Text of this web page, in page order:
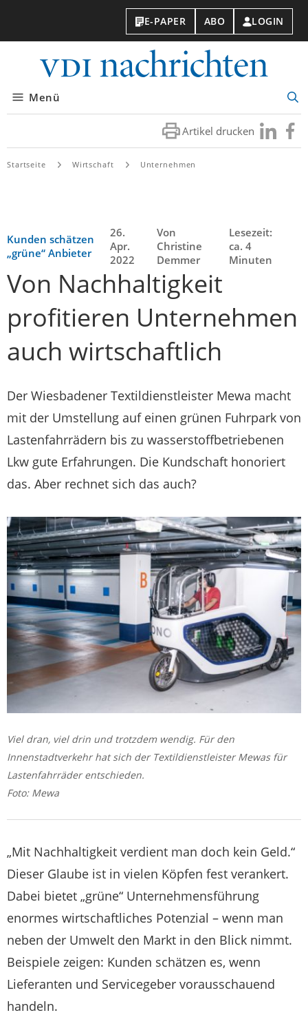
E-PAPER ABO LOGIN
Menü
Artikel drucken Besuchen
Sie
Sie
Startseite Wirtschaft Unternehmen
Kunden schätzen
„grüne“ Anbieter
26.
Apr.
2022
Von
Christine
Demmer
Lesezeit:
ca. 4
Minuten
Von Nachhaltigkeit
profitieren Unternehmen
auch wirtschaftlich
Der Wiesbadener Textildienstleister Mewa macht
mit der Umstellung auf einen grünen Fuhrpark von
Lastenfahrrädern bis zu wasserstoffbetriebenen
Lkw gute Erfahrungen. Die Kundschaft honoriert
das. Aber rechnet sich das auch?
Viel dran, viel drin und trotzdem wendig. Für den
Innenstadtverkehr hat sich der Textildienstleister Mewas für
Lastenfahrräder entschieden.
Foto: Mewa
„Mit Nachhaltigkeit verdient man doch kein Geld.“
Dieser Glaube ist in vielen Köpfen fest verankert.
Dabei bietet „grüne“ Unternehmensführung
enormes wirtschaftliches Potenzial – wenn man
neben der Umwelt den Markt in den Blick nimmt.
Beispiele zeigen: Kunden schätzen es, wenn
Lieferanten und Servicegeber vorausschauend
handeln.